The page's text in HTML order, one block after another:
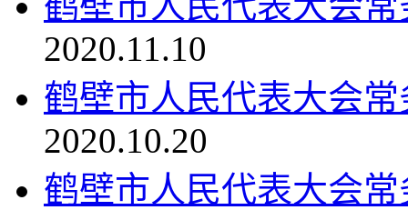
2020.11.10
鹤壁市人民代表大会
2020.10.20
鹤壁市人民代表大会